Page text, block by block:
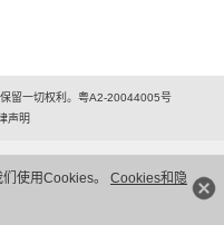
使用Cookies。 Cookies和隐
留一切权利。粤A2-20044005号
声明